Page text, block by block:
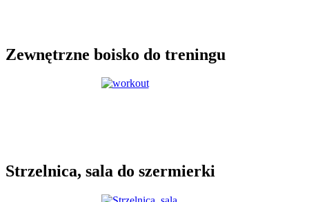
Zewnętrzne boisko do treningu
Strzelnica, sala do szermierki